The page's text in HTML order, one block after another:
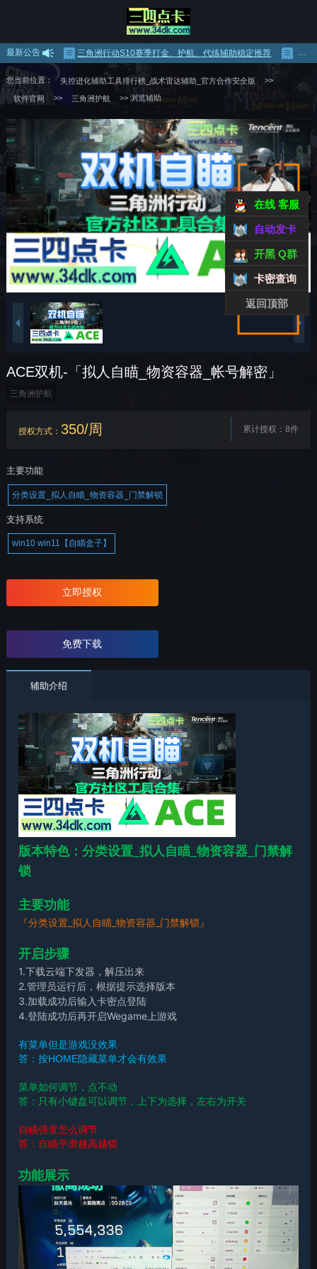
最新公告 三角洲行动S10赛季打金、护航、代练辅助稳定推荐 三角
您当前位置： 失控进化辅助工具排行榜_战术雷达辅助_官方合作安全版 >>
软件官网 >> 三角洲护航 >> 浏览辅助
ACE双机-「拟人自瞄_物资容器_帐号解密」
三角洲护航
授权方式 ： 350/周 累计授权：8件
主要功能
分类设置_拟人自瞄_物资容器_门禁解锁
支持系统
win10 win11【自瞄盒子】
立即授权
免费下载
辅助介绍
版本特色：分类设置_拟人自瞄_物资容器_门禁解
锁
主要功能
『分类设置_拟人自瞄_物资容器_门禁解锁 』
开启步骤
1.下载云端下发器，解压出来
2.管理员运行后，根据提示选择版本
3.加载成功后输入卡密点登陆
4.登陆成功后再开启Wegame上游戏
有菜单但是游戏没效果
答：按HOME隐藏菜单才会有效果
菜单如何调节，点不动
答：只有小键盘可以调节，上下为选择，左右为开关
自瞄强度怎么调节
答：自瞄平滑越高越锁
功能展示
在线 客服
自动发卡
开黑 Q群
卡密查询
返回顶部